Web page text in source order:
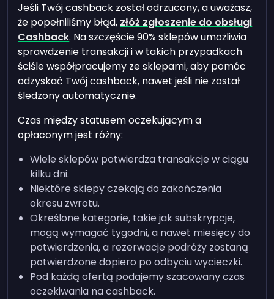
Jeśli Twój cashback został odrzucony, a uważasz,
że popełniliśmy błąd, złóż zgłoszenie do obsługi
Cashback. Na szczęście 90% sklepów umożliwia
sprawdzenie transakcji i w takich przypadkach
ściśle współpracujemy ze sklepami, aby pomóc
odzyskać Twój cashback, nawet jeśli nie został
śledzony automatycznie.
Czas między statusem oczekującym a
opłaconym jest różny:
Wiele sklepów potwierdza transakcje w ciągu
kilku dni.
Niektóre sklepy czekają do zakończenia
okresu zwrotu.
Określone kategorie, takie jak subskrypcje,
mogą wymagać tygodni, a nawet miesięcy do
potwierdzenia, a rezerwacje podróży zostaną
potwierdzone dopiero po odbyciu wycieczki.
Pod każdą ofertą podajemy szacowany czas
oczekiwania na cashback.